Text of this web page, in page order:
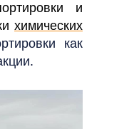
и
химических
как